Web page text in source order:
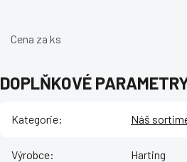
Cena za ks
DOPLŇKOVÉ
Kategorie: Náš
Výrobce: Harting